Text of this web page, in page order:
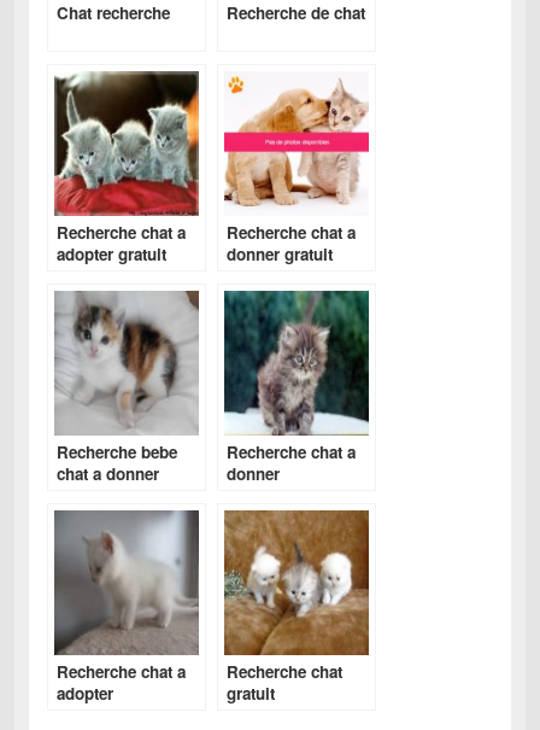
Chat recherche Recherche de chat
Recherche chat a
adopter gratuit
Recherche chat a
donner gratuit
Recherche bebe
chat a donner
Recherche chat a
donner
Recherche chat a
adopter
Recherche chat
gratuit